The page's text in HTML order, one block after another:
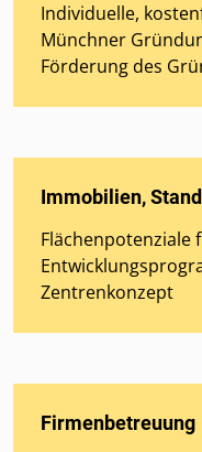
Individuelle,
Münchner
Förderung des
Immobilien,
Flächenpotenziale
Zentrenkonzept
Firmenbetreuung